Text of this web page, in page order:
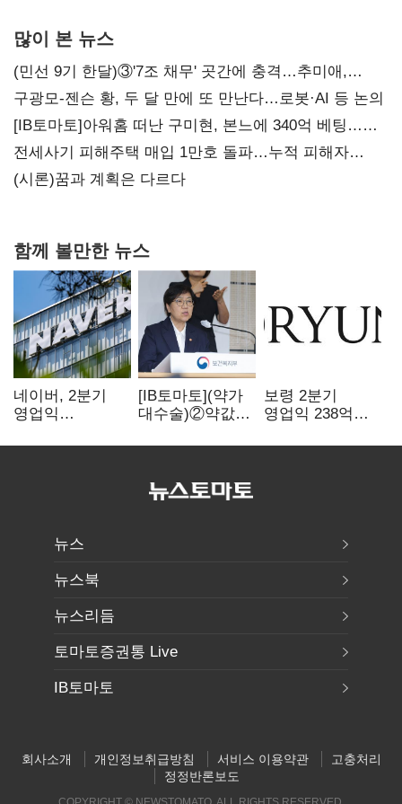
많이 본 뉴스
(민선 9기 한달)③'7조 채무' 곳간에 충격…추미애,
20년만에 '비상재정' 선언 승부수
구광모-젠슨 황, 두 달 만에 또 만난다…로봇·AI 등 논의
[IB토마토]아워홈 떠난 구미현, 본느에 340억 베팅…
가족 지배체제 구축
전세사기 피해주택 매입 1만호 돌파…누적 피해자
4만278명
(시론)꿈과 계획은 다르다
함께 볼만한 뉴스
네이버, 2분기
영업익
전년비 0.2%
[IB토마토](약가
대수술)②약값
축소…제약업계
보령 2분기
영업익 238억…
뉴스
뉴스북
뉴스리듬
토마토증권통 Live
IB토마토
회사소개 개인정보취급방침 서비스 이용약관
고충처리
정정반론보도